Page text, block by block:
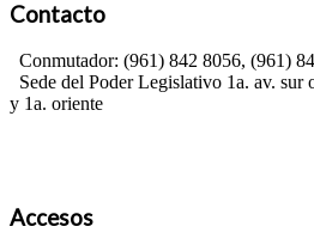
Contacto
Conmutador: (961) 842 8056, (961)
Sede del Poder Legislativo 1a. av. sur
y 1a. oriente
Accesos